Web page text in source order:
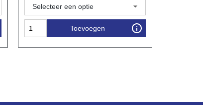
Toevoegen